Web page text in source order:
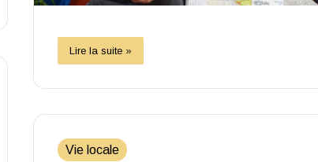
Lire la suite »
Vie locale